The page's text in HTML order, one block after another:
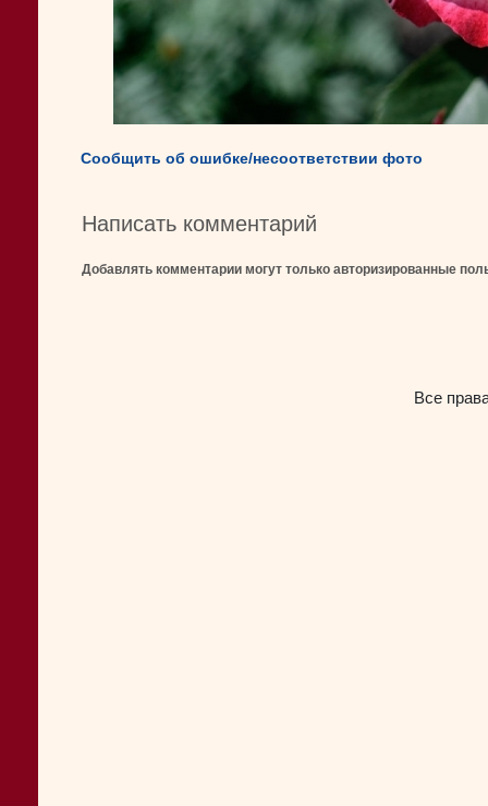
Сообщить об ошибке/несоответствии фото
Написать комментарий
Добавлять комментарии могут только авторизированные
Все